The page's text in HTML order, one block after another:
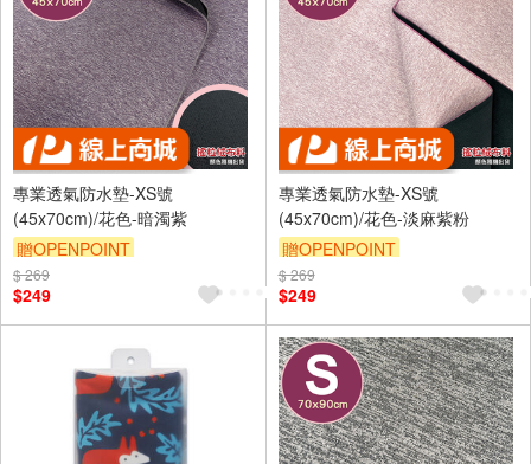
專業透氣防水墊-XS號
(45x70cm)/花色-暗濁紫
贈OPENPOINT
訂單滿 2000 元折抵 100元
（運費不算在 2000 元的範圍
內）
訂單滿699享9折
$ 269
$249
專業透氣防水墊-XS號
(45x70cm)/花色-淡麻紫粉
贈OPENPOINT
訂單滿 2000 元折抵 100元
（運費不算在 2000 元的範圍
內）
訂單滿699享9折
$ 269
$249